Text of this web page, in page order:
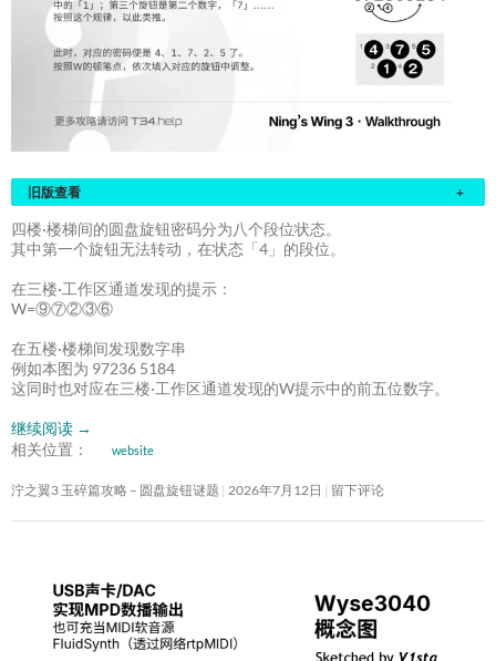
旧版查看 +
四楼·楼梯间的圆盘旋钮密码分为八个段位状态。
其中第一个旋钮无法转动，在状态「4」的段位。
在三楼·工作区通道发现的提示：
W=⑨⑦②③⑥
在五楼·楼梯间发现数字串
例如本图为 97236 5184
这同时也对应在三楼·工作区通道发现的W提示中的前五位数字。
继续阅读 →
相关位置：
website
泞之翼3 玉碎篇攻略 – 圆盘旋钮谜题 2026年7月12日 留下评论